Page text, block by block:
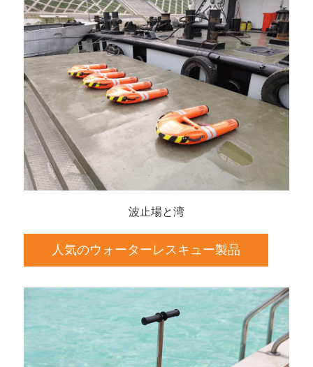
波止場と湾
人気のウォーターレスキュー製品